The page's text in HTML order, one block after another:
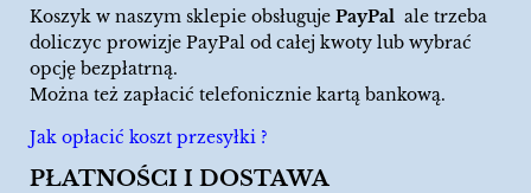
Koszyk w naszym sklepie obsługuje PayPal ale trzeba
doliczyc prowizje PayPal od całej kwoty lub wybrać
opcję bezpłatrną.
Można też zapłacić telefonicznie kartą bankową.
Jak opłacić koszt przesyłki ?
PŁATNOŚCI I DOSTAWA